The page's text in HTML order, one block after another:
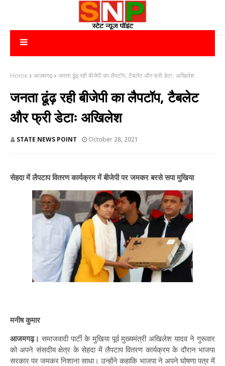
Home आजमगढ़ जनता ढूंढ़ रही बीजेपी का लैपटॉप, टैबलेट और फ्री डेटाः अखिलेश
जनता ढूंढ़ रही बीजेपी का लैपटॉप, टैबलेट
और फ्री डेटाः अखिलेश
STATE NEWS POINT October 28, 2021
सेहदा में लैपटाप वितरण कार्यक्रम में बीजेपी पर जमकर बरसे सपा मुखिया
मनीष कुमार
आजमगढ़। समाजवादी पार्टी के मुखिया पूर्व मुख्यमंत्री अखिलेश यादव ने गुरूवार
को अपने संसदीय क्षेत्र के सेहदा में लैपटाप वितरण कार्यक्रम के दौरान भाजपा
सरकार पर जमकर निशाना साधा। उन्होंने कहाकि भाजपा ने अपने घोषणा पत्र में